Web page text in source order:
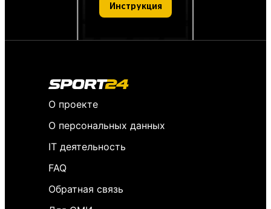
Инструкция
О проекте
О персональных данных
IT деятельность
FAQ
Обратная связь